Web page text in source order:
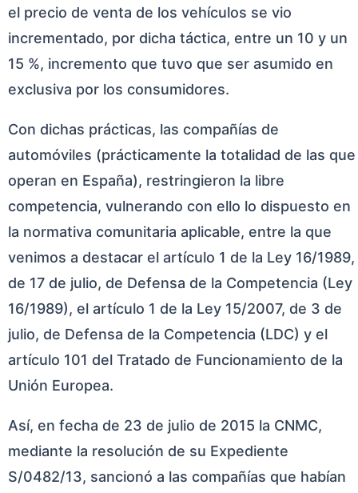
el precio de venta de los vehículos se vio
incrementado, por dicha táctica, entre un 10 y un
15 %, incremento que tuvo que ser asumido en
exclusiva por los consumidores.
Con dichas prácticas, las compañías de
automóviles (prácticamente la totalidad de las que
operan en España), restringieron la libre
competencia, vulnerando con ello lo dispuesto en
la normativa comunitaria aplicable, entre la que
venimos a destacar el artículo 1 de la Ley 16/1989,
de 17 de julio, de Defensa de la Competencia (Ley
16/1989), el artículo 1 de la Ley 15/2007, de 3 de
julio, de Defensa de la Competencia (LDC) y el
artículo 101 del Tratado de Funcionamiento de la
Unión Europea.
Así, en fecha de 23 de julio de 2015 la CNMC,
mediante la resolución de su Expediente
S/0482/13, sancionó a las compañías que habían